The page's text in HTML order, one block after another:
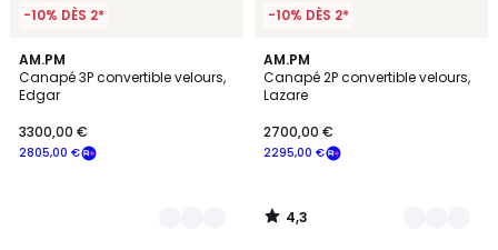
-10% DÈS 2*
AM.PM
Canapé 3P convertible velours,
Edgar
2805,00 €
3300,00 €
14
Couleurs
-10% DÈS 2*
AM.PM
Canapé 2P convertible velours,
Lazare
2295,00 €
2700,00 €
4,3
/ 5
16
Couleurs
4,3
/